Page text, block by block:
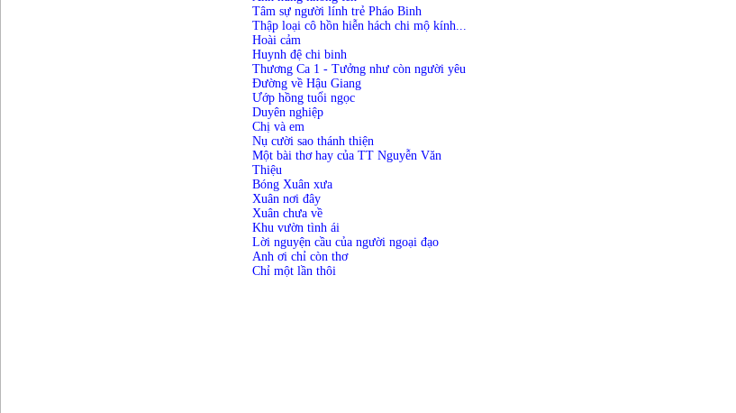
Tâm sự người lính trẻ Pháo Binh
Thập loại cô hồn hiễn hách chi mộ kính...
Hoài cảm
Huynh đệ chi binh
Thương Ca 1 - Tưởng như còn người yêu
Đường về Hậu Giang
Ướp hồng tuổi ngọc
Duyên nghiệp
Chị và em
Nụ cười sao thánh thiện
Một bài thơ hay của TT Nguyễn Văn
Thiệu
Bóng Xuân xưa
Xuân nơi đây
Xuân chưa về
Khu vườn tình ái
Lời nguyện cầu của người ngoại đạo
Anh ơi chỉ còn thơ
Chỉ một lần thôi